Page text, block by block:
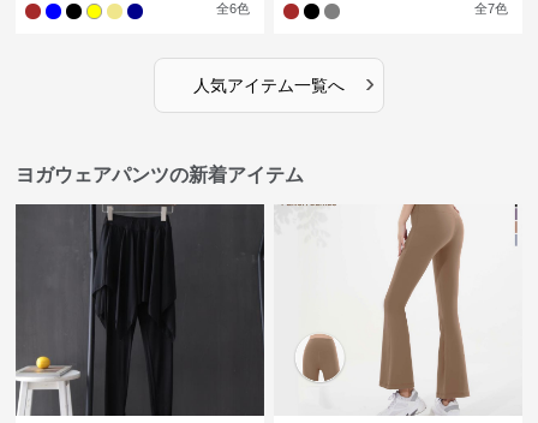
全6色 全7色
人気アイテム一覧へ ›
ヨガウェアパンツの新着アイテム